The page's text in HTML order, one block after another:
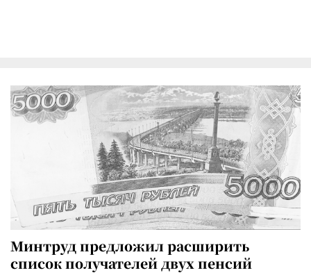
Минтруд предложил расширить
список получателей двух пенсий